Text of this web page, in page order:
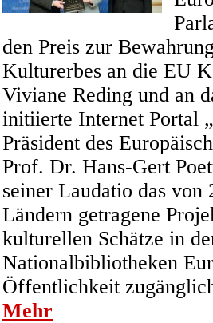
den Preis zur
Kulturerbes an die EU
Viviane Reding und an
initiierte Internet Portal
Präsident des
Prof. Dr. Hans-Gert
seiner Laudatio das von
Ländern getragene
kulturellen Schätze in
Nationalbibliotheken
Öffentlichkeit
Mehr